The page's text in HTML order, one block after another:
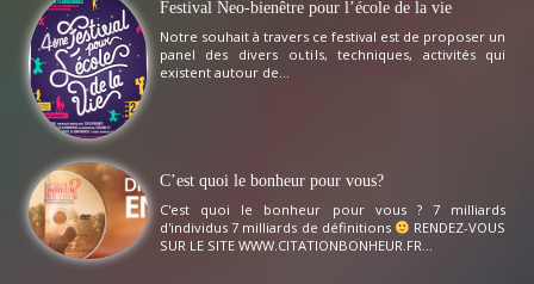
Festival Neo-bienêtre pour l’école de la vie
Notre souhait à travers ce festival est de proposer un
panel des divers outils, techniques, activités qui
existent autour de...
C’est quoi le bonheur pour vous?
C'est quoi le bonheur pour vous ? 7 milliards
d'individus 7 milliards de définitions
RENDEZ-VOUS
SUR LE SITE WWW.CITATIONBONHEUR.FR...